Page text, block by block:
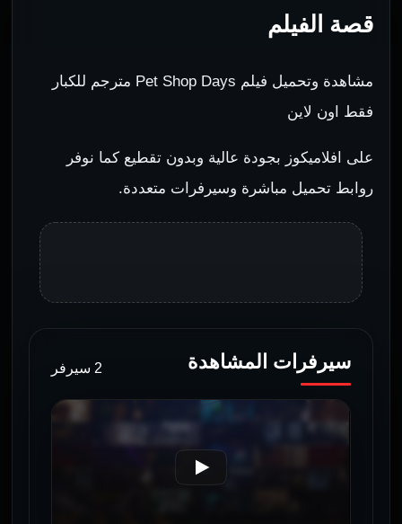
قصة الفيلم
مشاهدة وتحميل فيلم Pet Shop Days مترجم للكبار
فقط اون لاين
على افلاميكوز بجودة عالية وبدون تقطيع كما نوفر
روابط تحميل مباشرة وسيرفرات متعددة.
سيرفرات المشاهدة 2 سيرفر